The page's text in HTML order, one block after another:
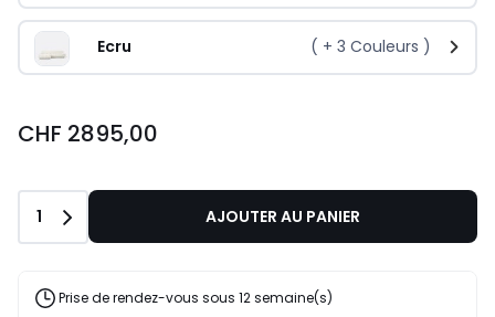
Ecru ( + 3 Couleurs )
CHF 2895,00
Quantité
1 AJOUTER AU PANIER
Prise de rendez-vous sous 12 semaine(s)